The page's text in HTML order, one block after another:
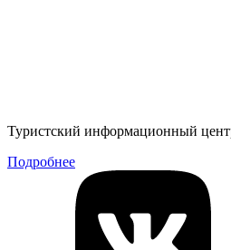
Туристский информационный
Подробнее